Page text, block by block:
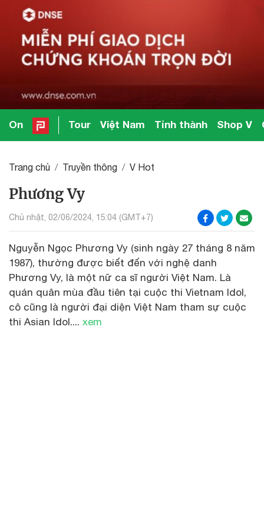
On Tour Việt Nam Tỉnh thành Shop V
Trang chủ Truyền thông V Hot
Phương Vy
Chủ nhật, 02/06/2024, 15:04 (GMT+7)
Nguyễn Ngọc Phương Vy (sinh ngày 27 tháng 8 năm
1987), thường được biết đến với nghệ danh
Phương Vy, là một nữ ca sĩ người Việt Nam. Là
quán quân mùa đầu tiên tại cuộc thi Vietnam Idol,
cô cũng là người đại diện Việt Nam tham sự cuộc
thi Asian Idol.... xem